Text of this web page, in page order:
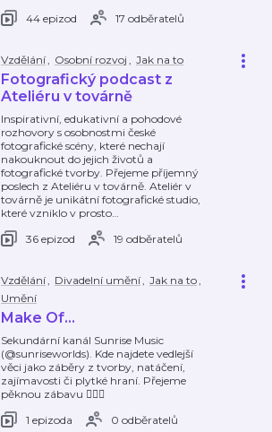
44 epizod
17 odběratelů
Vzdělání, Osobní rozvoj , Jak na to
Fotografický podcast z
Ateliéru v továrně
Inspirativní, edukativní a pohodové
rozhovory s osobnostmi české
fotografické scény, které nechají
nakouknout do jejich životů a
fotografické tvorby. Přejeme příjemný
poslech z Ateliéru v továrně. Ateliér v
továrně je unikátní fotografické studio,
které vzniklo v prosto…
36 epizod
19 odběratelů
Vzdělání, Divadelní umění, Jak na to,
Umění
Make Of…
Sekundární kanál Sunrise Music
(@sunriseworlds). Kde najdete vedlejší
věci jako záběry z tvorby, natáčení,
zajímavosti či plytké hraní. Přejeme
pěknou zábavu ✌🏻🔥
1 epizoda
0 odběratelů